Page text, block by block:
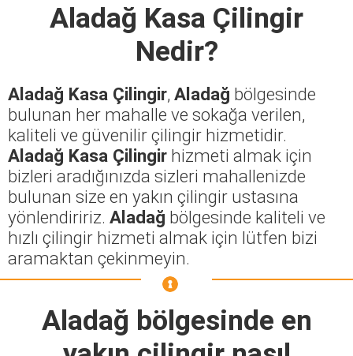
Aladağ Kasa Çilingir
Nedir?
Aladağ Kasa Çilingir, Aladağ bölgesinde
bulunan her mahalle ve sokağa verilen,
kaliteli ve güvenilir çilingir hizmetidir.
Aladağ Kasa Çilingir hizmeti almak için
bizleri aradığınızda sizleri mahallenizde
bulunan size en yakın çilingir ustasına
yönlendiririz. Aladağ bölgesinde kaliteli ve
hızlı çilingir hizmeti almak için lütfen bizi
aramaktan çekinmeyin.
Aladağ bölgesinde en